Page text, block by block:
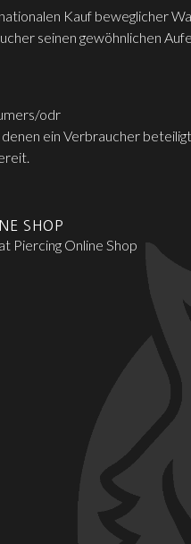
Kauf beweglicher
seinen gewöhnlichen
odr
ein Verbraucher
SHOP
Piercing Online Shop